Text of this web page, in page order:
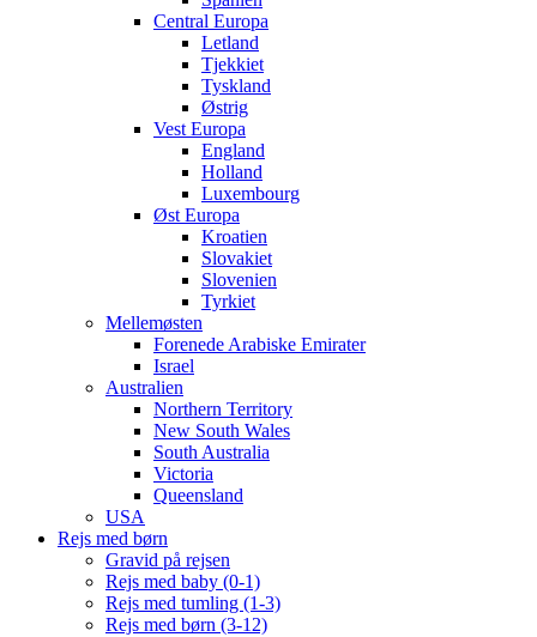
Central Europa
Letland
Tjekkiet
Tyskland
Østrig
Vest Europa
England
Holland
Luxembourg
Øst Europa
Kroatien
Slovakiet
Slovenien
Tyrkiet
Mellemøsten
Forenede Arabiske Emirater
Israel
Australien
Northern Territory
New South Wales
South Australia
Victoria
Queensland
USA
Rejs med børn
Gravid på rejsen
Rejs med baby (0-1)
Rejs med tumling (1-3)
Rejs med børn (3-12)